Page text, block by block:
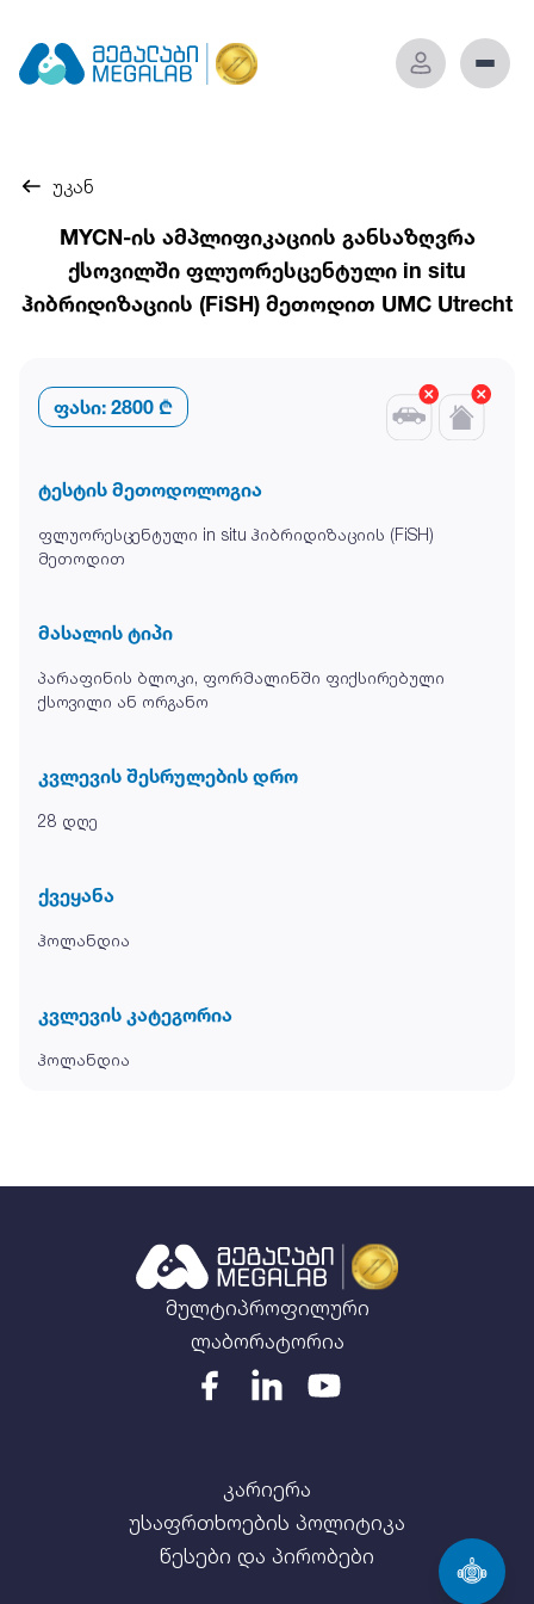
უკან
MYCN-ის ამპლიფიკაციის განსაზღვრა
ქსოვილში ფლუორესცენტული in situ
ჰიბრიდიზაციის (FiSH) მეთოდით UMC Utrecht
ფასი: 2800 ₾
ტესტის მეთოდოლოგია
ფლუორესცენტული in situ ჰიბრიდიზაციის (FiSH)
მეთოდით
მასალის ტიპი
პარაფინის ბლოკი, ფორმალინში ფიქსირებული
ქსოვილი ან ორგანო
კვლევის შესრულების დრო
28 დღე
ქვეყანა
ჰოლანდია
კვლევის კატეგორია
ჰოლანდია
მულტიპროფილური
ლაბორატორია
კარიერა
უსაფრთხოების პოლიტიკა
წესები და პირობები